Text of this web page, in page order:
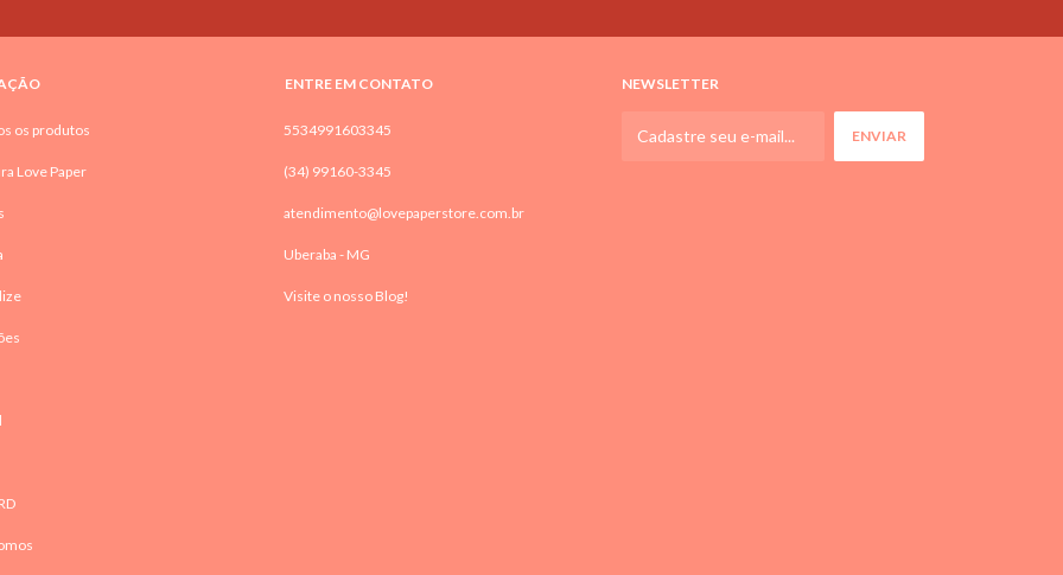
os produtos
Love Paper
ENTRE EM CONTATO
5534991603345
(34) 99160-3345
atendimento@lovepaperstore.com.br
Uberaba - MG
Visite o nosso Blog!
NEWSLETTER